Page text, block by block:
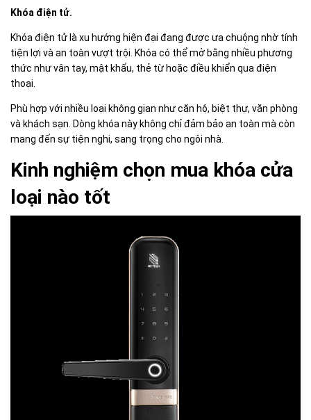
Khóa điện tử.
Khóa điện tử là xu hướng hiện đại đang được ưa chuộng nhờ tính
tiện lợi và an toàn vượt trội. Khóa có thể mở bằng nhiều phương
thức như vân tay, mật khẩu, thẻ từ hoặc điều khiển qua điện
thoại.
Phù hợp với nhiều loại không gian như căn hộ, biệt thự, văn phòng
và khách sạn. Dòng khóa này không chỉ đảm bảo an toàn mà còn
mang đến sự tiện nghi, sang trọng cho ngôi nhà.
Kinh nghiệm chọn mua khóa cửa
loại nào tốt